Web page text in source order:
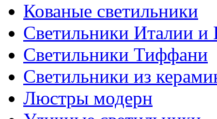
Кованые светильники
Светильники Италии и
Светильники Тиффани
Светильники из
Люстры модерн